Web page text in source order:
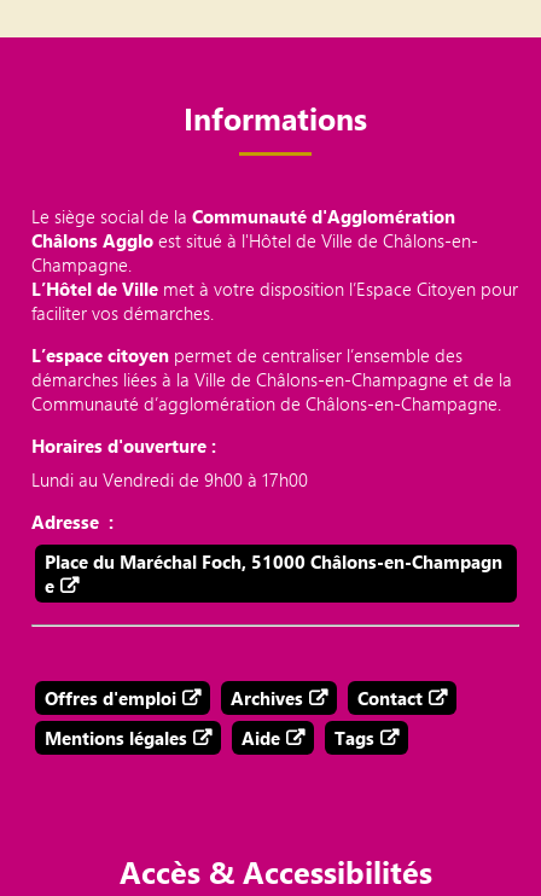
Informations
Le siège social de laCommunauté d'Agglomération
Châlons Aggloest situé à l'Hôtel de Ville de Châlons-en-
Champagne.
L’Hôtel de Ville met à votre disposition l’Espace Citoyen pour
faciliter vos démarches.
L’espace citoyen permet de centraliser l’ensemble des
démarches liées à la Ville de Châlons-en-Champagne et de la
Communauté d’agglomération de Châlons-en-Champagne.
Horaires d'ouverture :
Lundi au Vendredi de 9h00 à 17h00
Adresse :
Place du Maréchal Foch, 51000 Châlons-en-Champagn
e
Offres d'emploi Archives
Contact
Mentions légales
Aide Tags
Accès & Accessibilités